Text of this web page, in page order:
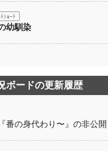
ｼｮｰﾄ
幼馴染
ードの更新履歴
番の身代わり〜』の非公